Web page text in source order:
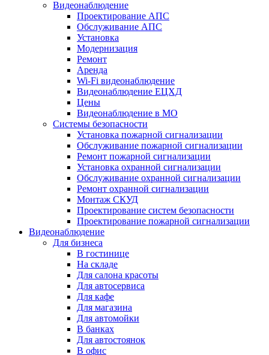
Видеонаблюдение
Проектирование АПС
Обслуживание АПС
Установка
Модернизация
Ремонт
Аренда
Wi-Fi видеонаблюдение
Видеонаблюдение ЕЦХД
Цены
Видеонаблюдение в МО
Системы безопасности
Установка пожарной сигнализации
Обслуживание пожарной сигнализации
Ремонт пожарной сигнализации
Установка охранной сигнализации
Обслуживание охранной сигнализации
Ремонт охранной сигнализации
Монтаж СКУД
Проектирование систем безопасности
Проектирование пожарной сигнализации
Видеонаблюдение
Для бизнеса
В гостинице
На складе
Для салона красоты
Для автосервиса
Для кафе
Для магазина
Для автомойки
В банках
Для автостоянок
В офис